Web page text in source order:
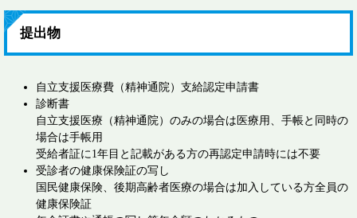
提出物
自立支援医療費（精神通院）支給認定申請書
診断書
自立支援医療（精神通院）のみの場合は医療用、手帳と同時の
場合は手帳用
受給者証に1年目と記載がある方の再認定申請時には不要
受診者の健康保険証の写し
国民健康保険、後期高齢者医療の場合は加入している方全員の
健康保険証